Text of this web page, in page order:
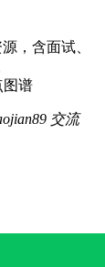
，含面试、
图谱
交流